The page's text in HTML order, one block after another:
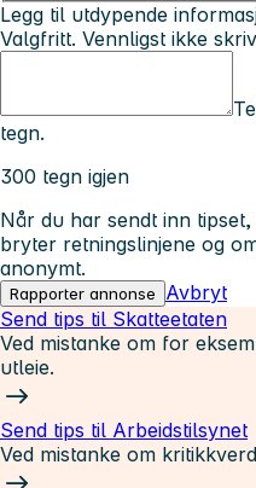
Legg til utdypende
Valgfritt. Vennligst ikke
tegn.
300 tegn igjen
Når du har sendt inn
bryter retningslinjene og
anonymt.
Rapporter annonse
Avbryt
Send tips til Skatteetaten
Ved mistanke om for
utleie.
Send tips til Arbeidstilsynet
Ved mistanke om